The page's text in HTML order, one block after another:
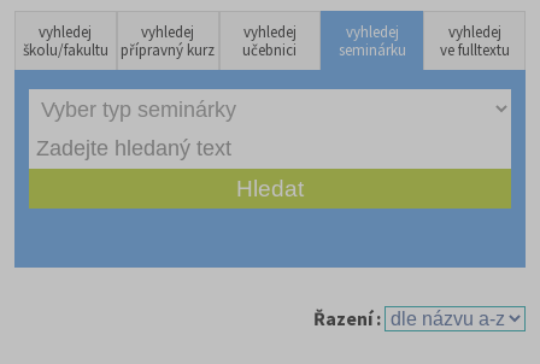
vyhledej
školu/fakultu
vyhledej
přípravný kurz
vyhledej
učebnici
vyhledej
seminárku
vyhledej
ve fulltextu
Řazení :